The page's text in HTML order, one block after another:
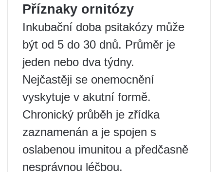
Příznaky ornitózy
Inkubační doba psitakózy může
být od 5 do 30 dnů. Průměr je
jeden nebo dva týdny.
Nejčastěji se onemocnění
vyskytuje v akutní formě.
Chronický průběh je zřídka
zaznamenán a je spojen s
oslabenou imunitou a předčasně
nesprávnou léčbou.